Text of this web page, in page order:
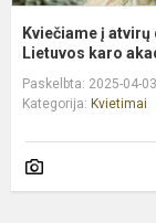
Kviečiame į
Lietuvos karo
Paskelbta: 2025-04-03
Kategorija: Kvietimai